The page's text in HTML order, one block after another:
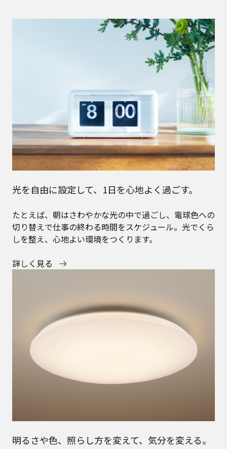
光を自由に設定して、1日を心地よく過ごす。
たとえば、朝はさわやかな光の中で過ごし、電球色への
切り替えで仕事の終わる時間をスケジュール。光でくら
しを整え、心地よい環境をつくります。
詳しく見る
明るさや色、照らし方を変えて、気分を変える。